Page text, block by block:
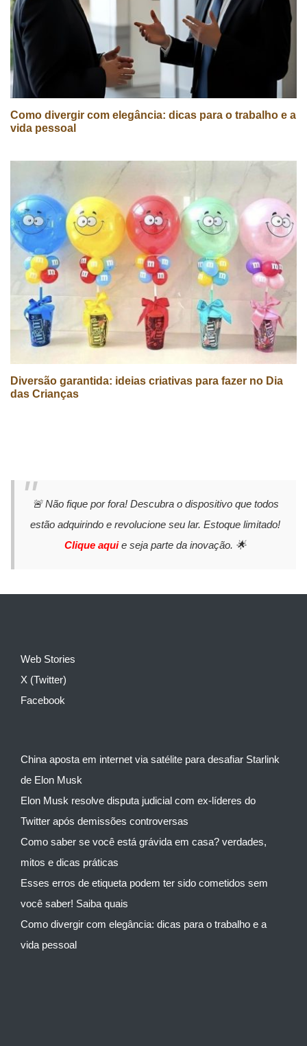
Como divergir com elegância: dicas para o trabalho e a
vida pessoal
Diversão garantida: ideias criativas para fazer no Dia
das Crianças
🚨 Não fique por fora! Descubra o dispositivo que todos
estão adquirindo e revolucione seu lar. Estoque limitado!
Clique aquie seja parte da inovação. 🌟
Web Stories
X (Twitter)
Facebook
China aposta em internet via satélite para desafiar Starlink
de Elon Musk
Elon Musk resolve disputa judicial com ex-líderes do
Twitter após demissões controversas
Como saber se você está grávida em casa? verdades,
mitos e dicas práticas
Esses erros de etiqueta podem ter sido cometidos sem
você saber! Saiba quais
Como divergir com elegância: dicas para o trabalho e a
vida pessoal